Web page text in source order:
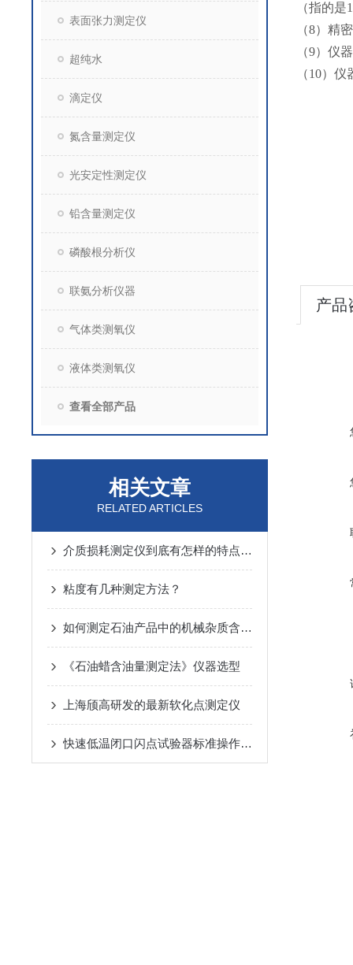
表面张力测定仪
超纯水
滴定仪
氮含量测定仪
光安定性测定仪
铅含量测定仪
磷酸根分析仪
联氨分析仪器
气体类测氧仪
液体类测氧仪
查看全部产品
相关文章
RELATED ARTICLES
介质损耗测定仪到底有怎样的特点呢？
粘度有几种测定方法？
如何测定石油产品中的机械杂质含量的方法
《石油蜡含油量测定法》仪器选型
上海颀高研发的最新软化点测定仪
快速低温闭口闪点试验器标准操作步骤（依据 GB/T 5208-2008 ）
（指的
（8）精
（9）仪
（10）
产品